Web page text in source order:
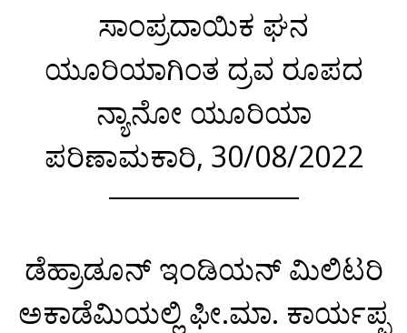
ಸಾಂಪ್ರದಾಯಿಕ ಘನ
ಯೂರಿಯಾಗಿಂತ ದ್ರವ ರೂಪದ
ನ್ಯಾನೋ ಯೂರಿಯಾ
ಪರಿಣಾಮಕಾರಿ, 30/08/2022
ಡೆಹ್ರಾಡೂನ್ ಇಂಡಿಯನ್ ಮಿಲಿಟರಿ
ಅಕಾಡೆಮಿಯಲ್ಲಿ ಫೀ.ಮಾ. ಕಾರ್ಯಪ್ಪ